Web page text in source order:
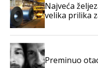
Najveća
velika prilika
Preminuo